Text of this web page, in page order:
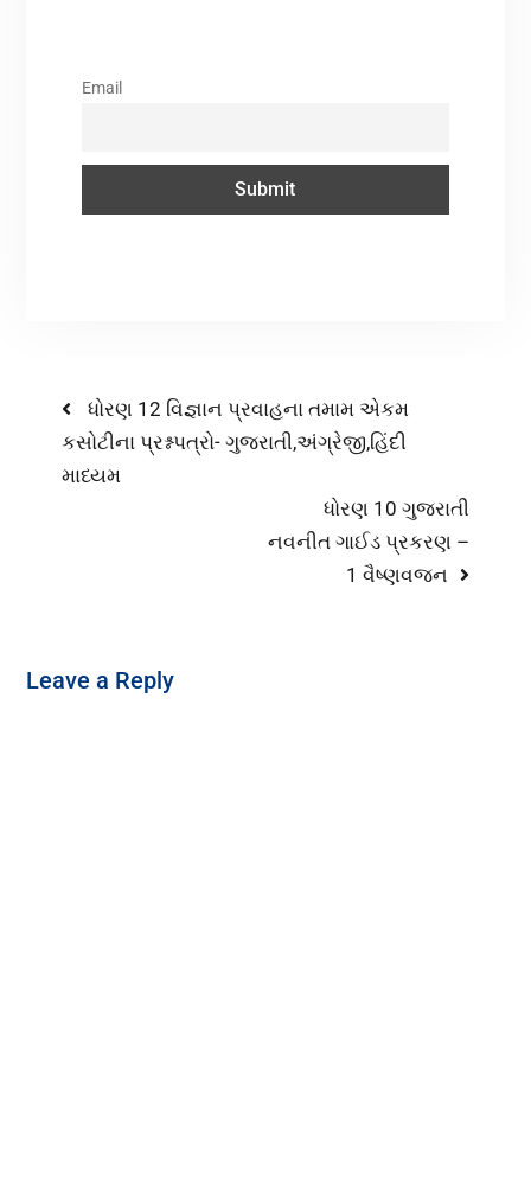
Email
ધોરણ 12 વિજ્ઞાન પ્રવાહના તમામ એકમ
કસોટીના પ્રશ્નપત્રો- ગુજરાતી,અંગ્રેજી,હિંદી
માધ્યમ
ધોરણ 10 ગુજરાતી
નવનીત ગાઈડ પ્રકરણ –
1 વૈષ્ણવજન
Leave a Reply